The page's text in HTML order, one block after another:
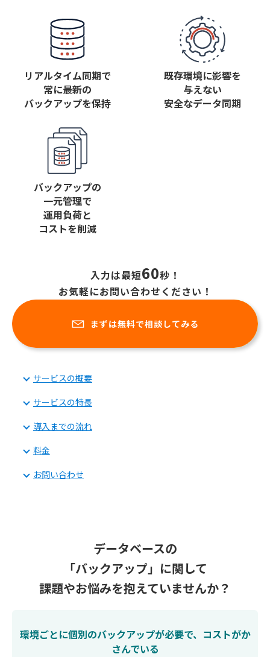
リアルタイム同期で
常に最新の
バックアップを保持
既存環境に影響を
与えない
安全なデータ同期
バックアップの
一元管理で
運用負荷と
コストを削減
入力は最短60秒！
お気軽にお問い合わせください！
まずは無料で相談してみる
サービスの概要
サービスの特長
導入までの流れ
料金
お問い合わせ
データベースの
「バックアップ」に関して
課題やお悩みを抱えていませんか？
環境ごとに個別のバックアップが必要で、 コストがか
さんでいる